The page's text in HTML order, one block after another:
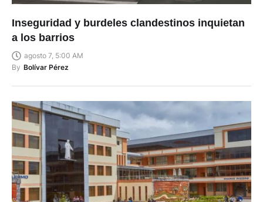
Inseguridad y burdeles clandestinos inquietan
a los barrios
agosto 7, 5:00 AM
By Bolívar Pérez